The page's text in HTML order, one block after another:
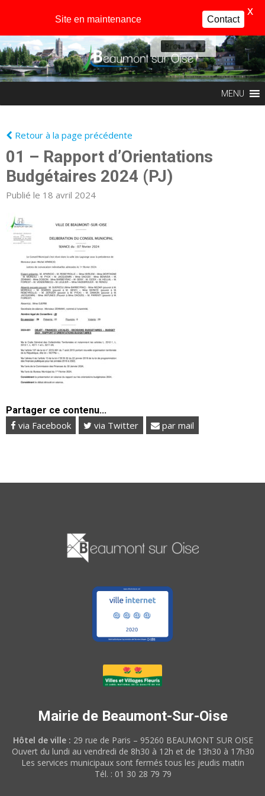
Profil
MENU
Retour à la page précédente
01 – Rapport d’Orientations
Budgétaires 2024 (PJ)
Publié le 18 avril 2024
Partager ce contenu...
via Facebook via Twitter par mail
Mairie de Beaumont-Sur-Oise
Hôtel de ville : 29 rue de Paris – 95260 BEAUMONT SUR OISE
Ouvert du lundi au vendredi de 8h30 à 12h et de 13h30 à 17h30
Les services municipaux sont fermés tous les jeudis matin
Tél. : 01 30 28 79 79
Site en maintenance Contact
X